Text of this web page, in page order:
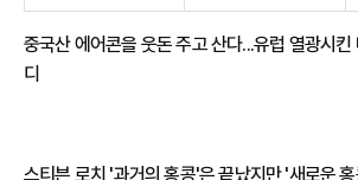
중국산 에어콘을 웃돈 주고 산다...유럽 열광시킨
디
스티븐 로치 '과거의 홍콩'은 끝났지만 '새로운